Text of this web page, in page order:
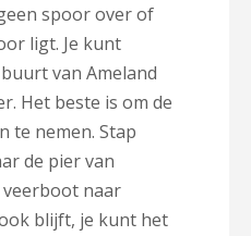
spoor over of
ligt. Je kunt
van Ameland
Het beste is om de
te nemen. Stap
de pier van
veerboot naar
blijft, je kunt het